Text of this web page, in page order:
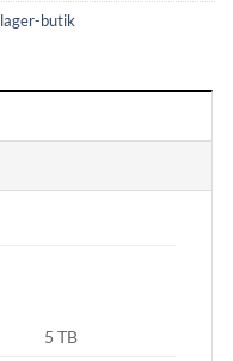
lager-butik
5 TB